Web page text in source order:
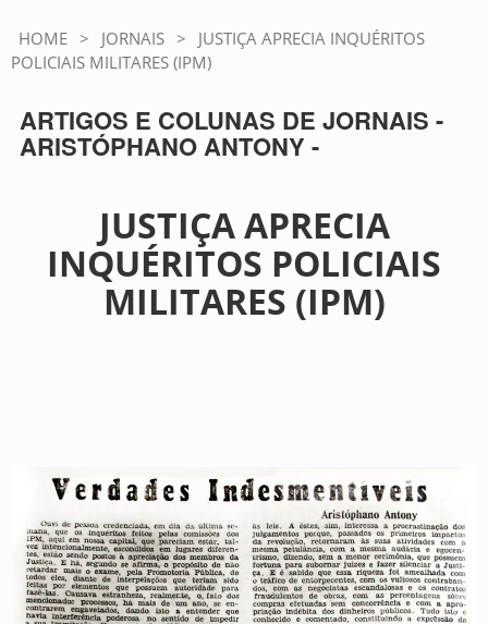
HOME > JORNAIS >
JUSTIÇA APRECIA INQUÉRITOS
POLICIAIS MILITARES (IPM)
ARTIGOS E COLUNAS DE JORNAIS -
ARISTÓPHANO ANTONY -
JUSTIÇA APRECIA
INQUÉRITOS POLICIAIS
MILITARES (IPM)